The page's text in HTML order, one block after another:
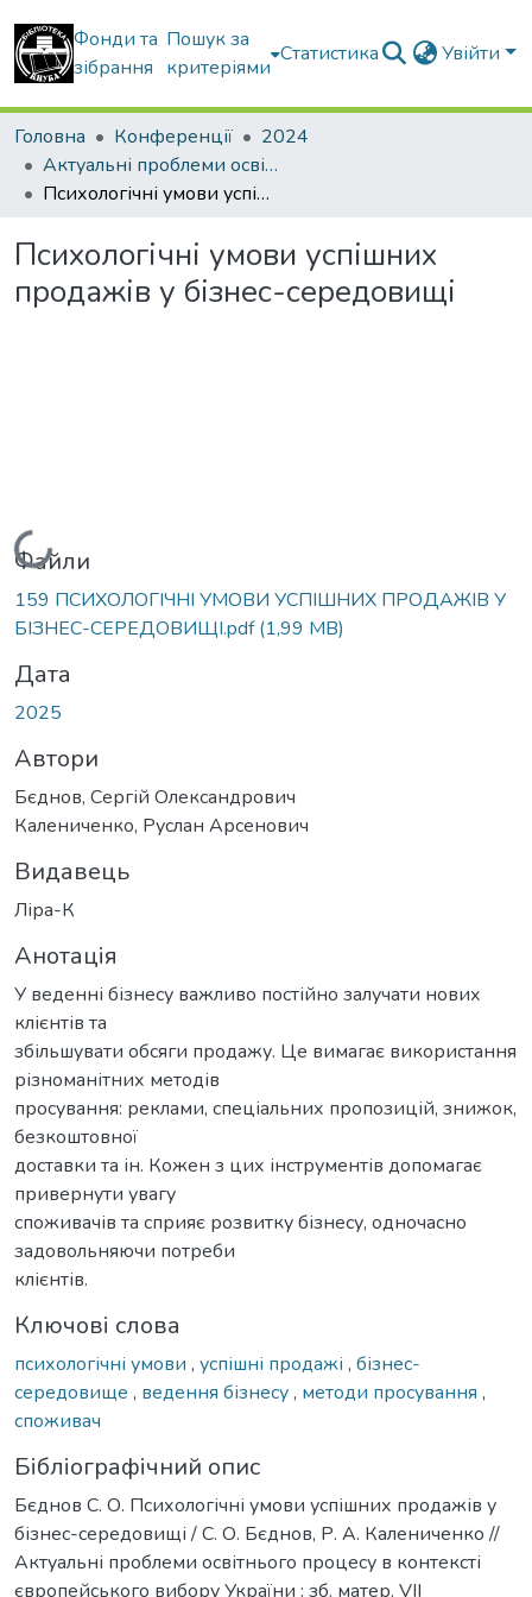
Фонди та
зібрання
Пошук за
критеріями
Статистика Увійти
Головна Конференції
2024
Актуальні проблеми освітнього процесу в контексті європейського вибору України
Психологічні умови успішних продажів у бізнес-середовищі
Психологічні умови успішних
продажів у бізнес-середовищі
Вантажиться...
Файли
159 ПСИХОЛОГІЧНІ УМОВИ УСПІШНИХ ПРОДАЖІВ У
БІЗНЕС-СЕРЕДОВИЩІ.pdf(1,99 MB)
Дата
2025
Автори
Бєднов, Сергій Олександрович
Калениченко, Руслан Арсенович
Видавець
Ліра-К
Анотація
У веденні бізнесу важливо постійно залучати нових
клієнтів та
збільшувати обсяги продажу. Це вимагає використання
різноманітних методів
просування: реклами, спеціальних пропозицій, знижок,
безкоштовної
доставки та ін. Кожен з цих інструментів допомагає
привернути увагу
споживачів та сприяє розвитку бізнесу, одночасно
задовольняючи потреби
клієнтів.
Ключові слова
психологічні умови , успішні продажі , бізнес-
середовище , ведення бізнесу, методи просування ,
споживач
Бібліографічний опис
Бєднов С. О. Психологічні умови успішних продажів у
бізнес-середовищі / С. О. Бєднов, Р. А. Калениченко //
Актуальні проблеми освітнього процесу в контексті
європейського вибору України : зб. матер. VІІ